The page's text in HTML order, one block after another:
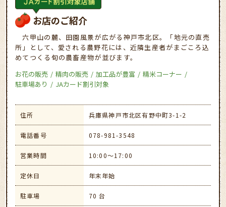
お店のご紹介
六甲山の麓、田園風景が広がる神戸市北区。「地元の直売
所」として、愛される農野花には、近隣生産者がまごころ込
めてつくる旬の農畜産物が並びます。
お花の販売
精肉の販売 加工品が豊富
精米コーナー
駐車場あり
JAカード割引対象
住所 兵庫県神戸市北区有野中町3-1-2
電話番号 078-981-3548
営業時間 10:00～17:00
定休日 年末年始
駐車場 70 台